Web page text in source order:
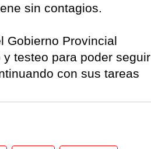
sin contagios.
Gobierno Provincial
testeo para poder seguir
con sus tareas